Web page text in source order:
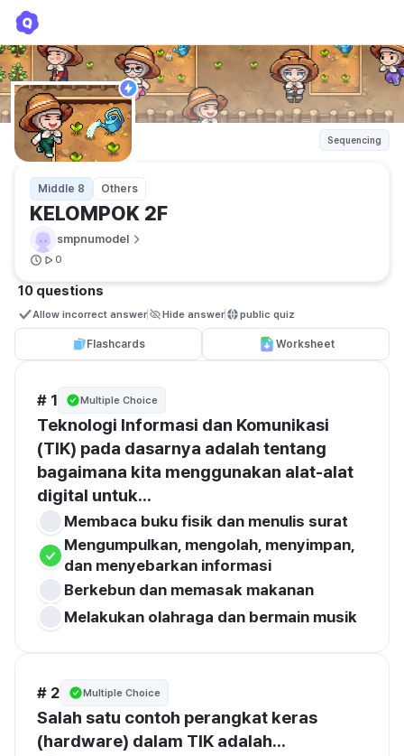
Sequencing
Middle 8 Others
KELOMPOK 2F
smpnumodel
0
10 questions
Allow incorrect answer Hide answer public quiz
Flashcards Worksheet
# 1 Multiple Choice
Teknologi Informasi dan Komunikasi
(TIK) pada dasarnya adalah tentang
bagaimana kita menggunakan alat-alat
digital untuk...
Membaca buku fisik dan menulis surat
Mengumpulkan, mengolah, menyimpan,
dan menyebarkan informasi
Berkebun dan memasak makanan
Melakukan olahraga dan bermain musik
# 2 Multiple Choice
Salah satu contoh perangkat keras
(hardware) dalam TIK adalah...